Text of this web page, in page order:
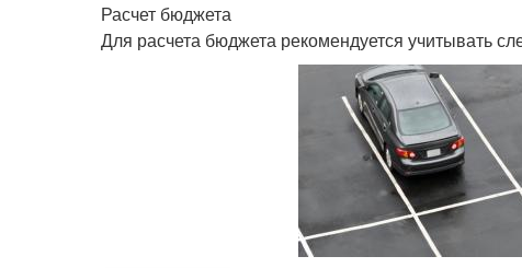
Расчет бюджета
Для расчета бюджета рекомендуется учитывать